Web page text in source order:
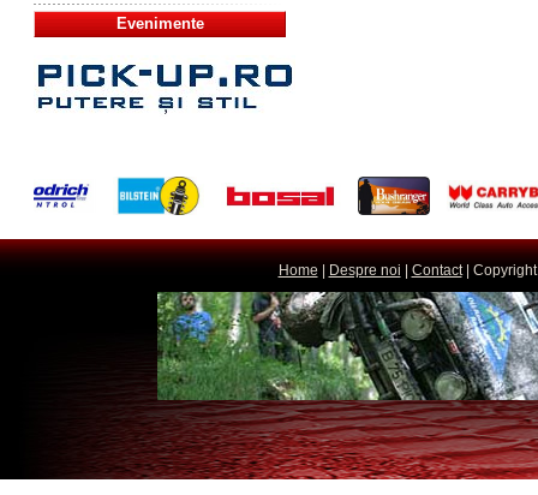
Evenimente
Home Despre noi Contact| Copyright